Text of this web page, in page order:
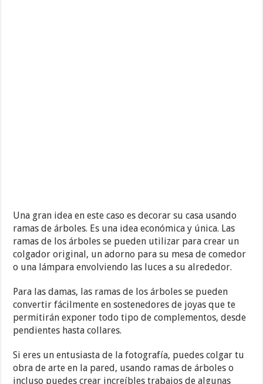
Una gran idea en este caso es decorar su casa usando
ramas de árboles. Es una idea económica y única. Las
ramas de los árboles se pueden utilizar para crear un
colgador original, un adorno para su mesa de comedor
o una lámpara envolviendo las luces a su alrededor.
Para las damas, las ramas de los árboles se pueden
convertir fácilmente en sostenedores de joyas que te
permitirán exponer todo tipo de complementos, desde
pendientes hasta collares.
Si eres un entusiasta de la fotografía, puedes colgar tu
obra de arte en la pared, usando ramas de árboles o
incluso puedes crear increíbles trabajos de algunas